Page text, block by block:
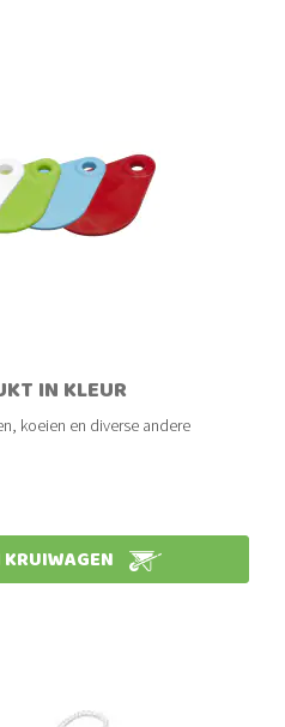
IN KLEUR
koeien en diverse andere